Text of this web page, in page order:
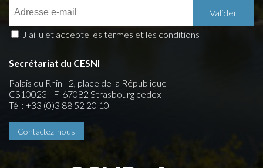
J'ai lu et accepte les termes et les conditions
Secrétariat du CESNI
Palais du Rhin - 2, place de la République
CS10023 - F-67082 Strasbourg cedex
Tél : +33 (0)3 88 52 20 10
Contactez-nous